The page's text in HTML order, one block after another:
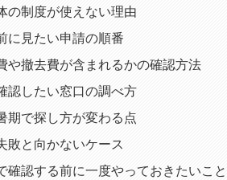
の制度が使えない理由
に見たい申請の順番
や撤去費が含まれるかの確認方法
認したい窓口の調べ方
期で探し方が変わる点
敗と向かないケース
確認する前に一度やっておきたいこと